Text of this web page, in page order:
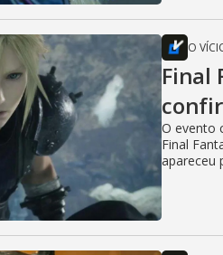
O
Final
O evento
Final
apareceu